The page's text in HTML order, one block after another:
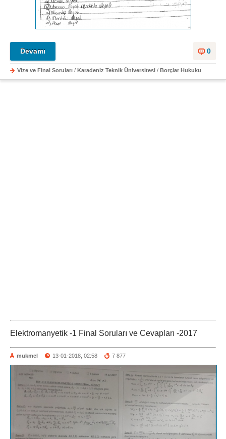
0
Devamı
Vize ve Final Soruları / Karadeniz Teknik Üniversitesi / Borçlar Hukuku
Elektromanyetik -1 Final Soruları ve Cevapları -2017
mukmel 13-01-2018, 02:58 7 877